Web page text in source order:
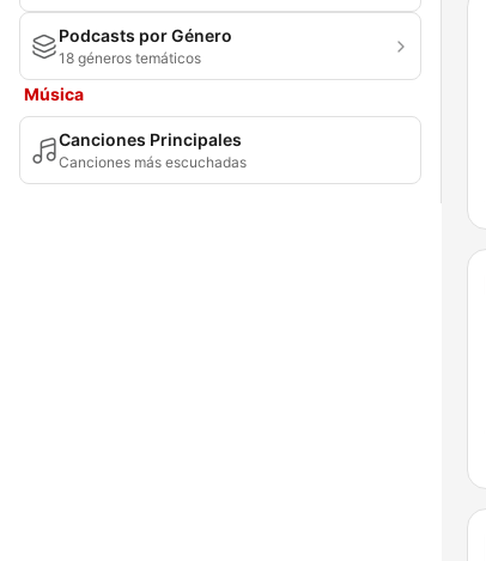
Podcasts por Género
18 géneros temáticos
Música
Canciones Principales
Canciones más escuchadas